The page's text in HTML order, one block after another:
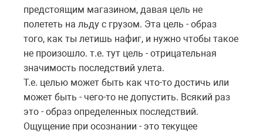
предстоящим магазином, давая цель не
полететь на льду с грузом. Эта цель - образ
того, как ты летишь нафиг, и нужно чтобы такое
не произошло. т.е. тут цель - отрицательная
значимость последствий улета.
Т.е. целью может быть как что-то достичь или
может быть - чего-то не допустить. Всякий раз
это - образ определенных последствий.
Ощущение при осознании - это текущее